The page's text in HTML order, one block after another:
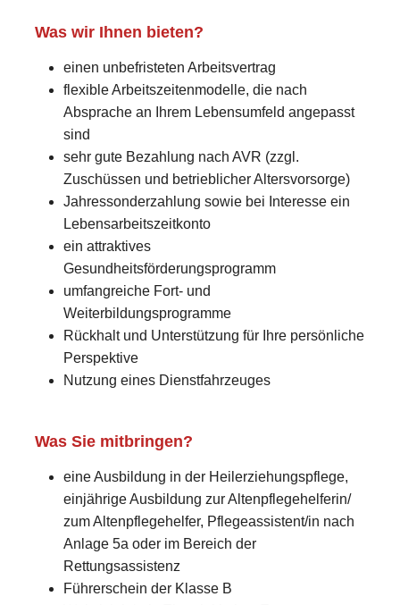
Was wir Ihnen bieten?
einen unbefristeten Arbeitsvertrag
flexible Arbeitszeitenmodelle, die nach
Absprache an Ihrem Lebensumfeld angepasst
sind
sehr gute Bezahlung nach AVR (zzgl.
Zuschüssen und betrieblicher Altersvorsorge)
Jahressonderzahlung sowie bei Interesse ein
Lebensarbeitszeitkonto
ein attraktives
Gesundheitsförderungsprogramm
umfangreiche Fort- und
Weiterbildungsprogramme
Rückhalt und Unterstützung für Ihre persönliche
Perspektive
Nutzung eines Dienstfahrzeuges
Was Sie mitbringen?
eine Ausbildung in der Heilerziehungspflege,
einjährige Ausbildung zur Altenpflegehelferin/
zum Altenpflegehelfer, Pflegeassistent/in nach
Anlage 5a oder im Bereich der
Rettungsassistenz
Führerschein der Klasse B